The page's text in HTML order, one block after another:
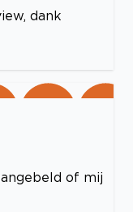
dank
of mij